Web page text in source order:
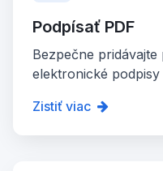
Podpísať PDF
Bezpečne
elektronické
Zistiť viac